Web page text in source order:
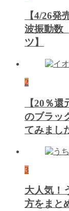
【4/26
波振動数
ツ】
2
【20％
のブラッ
てみまし
3
大人気！
方をまと